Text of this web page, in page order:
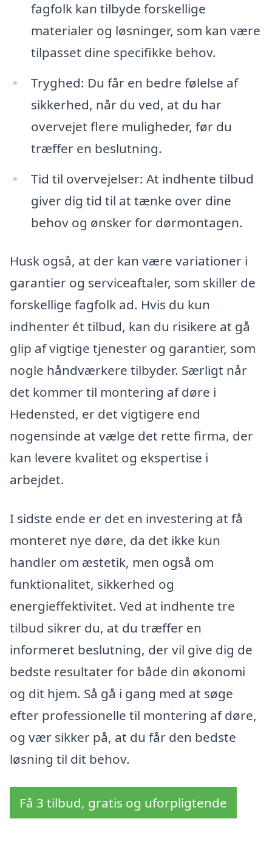
fagfolk kan tilbyde forskellige
materialer og løsninger, som kan være
tilpasset dine specifikke behov.
Tryghed: Du får en bedre følelse af
sikkerhed, når du ved, at du har
overvejet flere muligheder, før du
træffer en beslutning.
Tid til overvejelser: At indhente tilbud
giver dig tid til at tænke over dine
behov og ønsker for dørmontagen.
Husk også, at der kan være variationer i
garantier og serviceaftaler, som skiller de
forskellige fagfolk ad. Hvis du kun
indhenter ét tilbud, kan du risikere at gå
glip af vigtige tjenester og garantier, som
nogle håndværkere tilbyder. Særligt når
det kommer til montering af døre i
Hedensted, er det vigtigere end
nogensinde at vælge det rette firma, der
kan levere kvalitet og ekspertise i
arbejdet.
I sidste ende er det en investering at få
monteret nye døre, da det ikke kun
handler om æstetik, men også om
funktionalitet, sikkerhed og
energieffektivitet. Ved at indhente tre
tilbud sikrer du, at du træffer en
informeret beslutning, der vil give dig de
bedste resultater for både din økonomi
og dit hjem. Så gå i gang med at søge
efter professionelle til montering af døre,
og vær sikker på, at du får den bedste
løsning til dit behov.
Få 3 tilbud, gratis og uforpligtende